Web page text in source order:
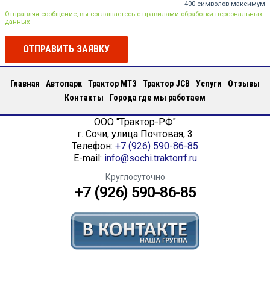
400 символов максимум
Отправляя сообщение, вы соглашаетесь с правилами обработки персональных
данных
ОТПРАВИТЬ ЗАЯВКУ
Главная Автопарк Трактор МТЗ Трактор JCB Услуги
Отзывы
Контакты
Города где мы работаем
ООО "Трактор-РФ"
г. Сочи, улица Почтовая, 3
Телефон: +7 (926) 590-86-85
E-mail: info@sochi.traktorrf.ru
Круглосуточно
+7 (926) 590-86-85